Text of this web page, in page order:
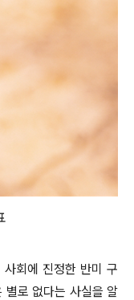
회에 진정한 반미 구
별로 없다는 사실을 알